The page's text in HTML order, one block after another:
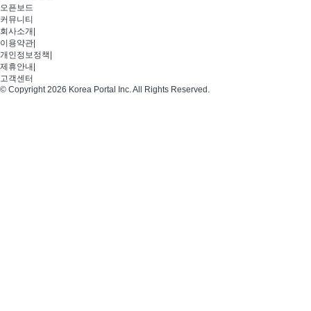
오픈보드
커뮤니티
회사소개
이용약관
개인정보정책
제휴안내
고객센터
© Copyright 2026 Korea Portal Inc. All Rights Reserved.